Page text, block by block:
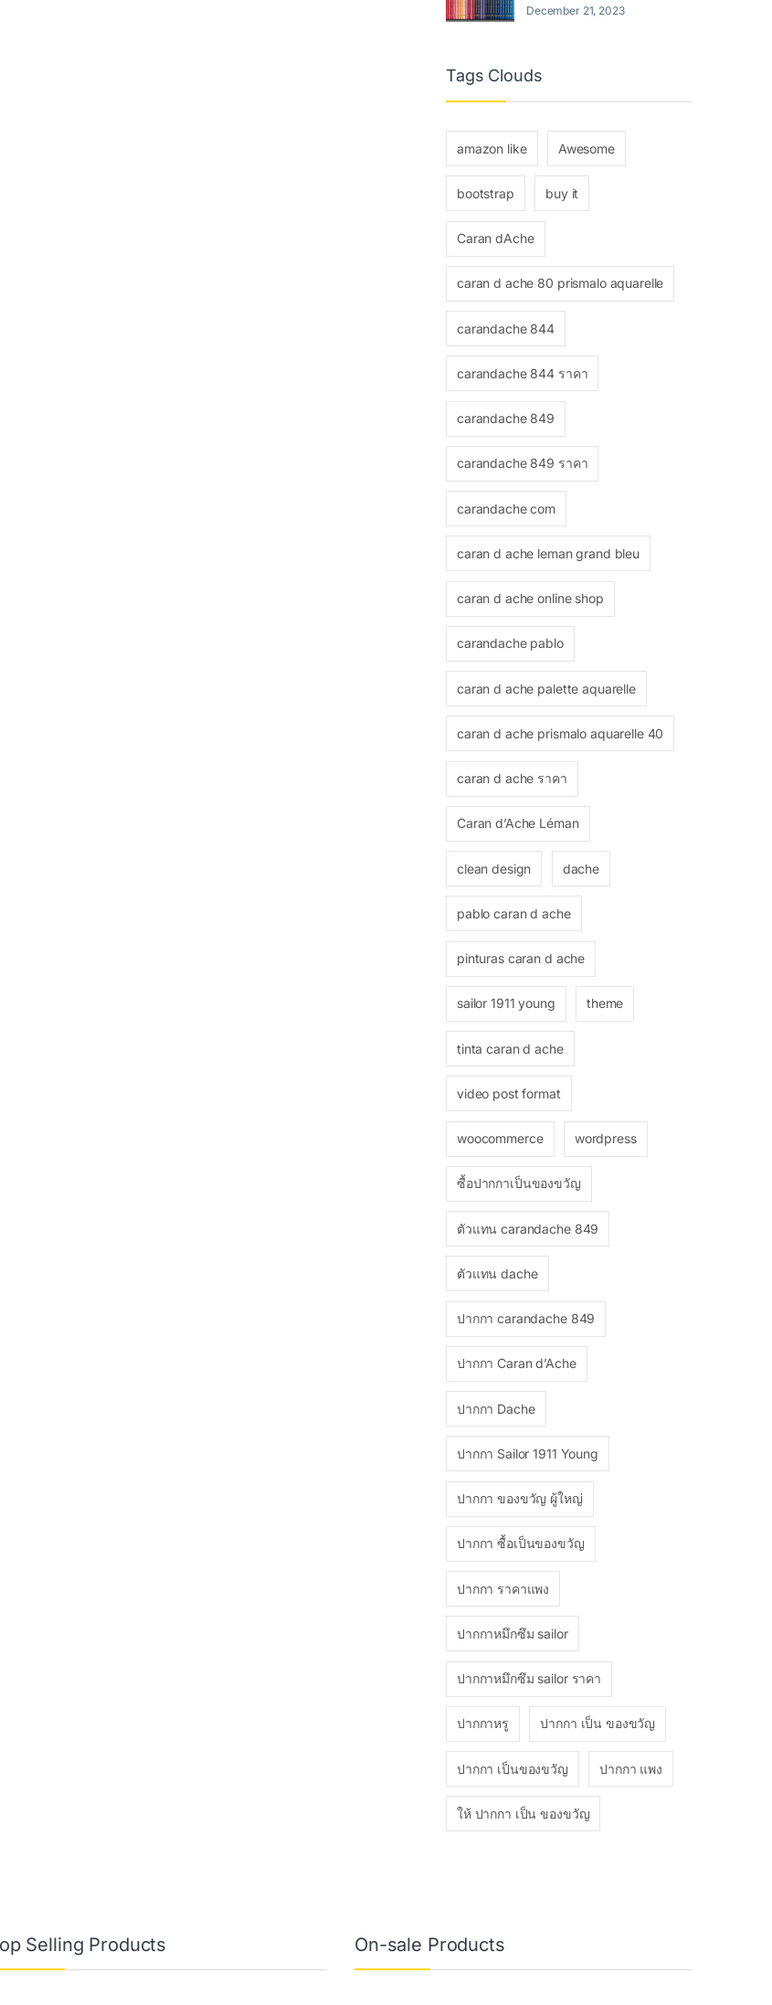
December 21, 2023
Tags Clouds
amazon like Awesome
bootstrap buy it
Caran dAche
caran d ache 80 prismalo aquarelle
carandache 844
carandache 844 ราคา
carandache 849
carandache 849 ราคา
carandache com
caran d ache leman grand bleu
caran d ache online shop
carandache pablo
caran d ache palette aquarelle
caran d ache prismalo aquarelle 40
caran d ache ราคา
Caran d’Ache Léman
clean design dache
pablo caran d ache
pinturas caran d ache
sailor 1911 young theme
tinta caran d ache
video post format
woocommerce wordpress
ซื้อปากกาเป็นของขวัญ
ตัวแทน carandache 849
ตัวแทน dache
ปากกา carandache 849
ปากกา Caran d’Ache
ปากกา Dache
ปากกา Sailor 1911 Young
ปากกา ของขวัญ ผู้ใหญ่
ปากกา ซื้อเป็นของขวัญ
ปากกา ราคาแพง
ปากกาหมึกซึม sailor
ปากกาหมึกซึม sailor ราคา
ปากกาหรู ปากกา เป็น ของขวัญ
ปากกา เป็นของขวัญ ปากกา แพง
ให้ ปากกา เป็น ของขวัญ
Selling Products On-sale Products